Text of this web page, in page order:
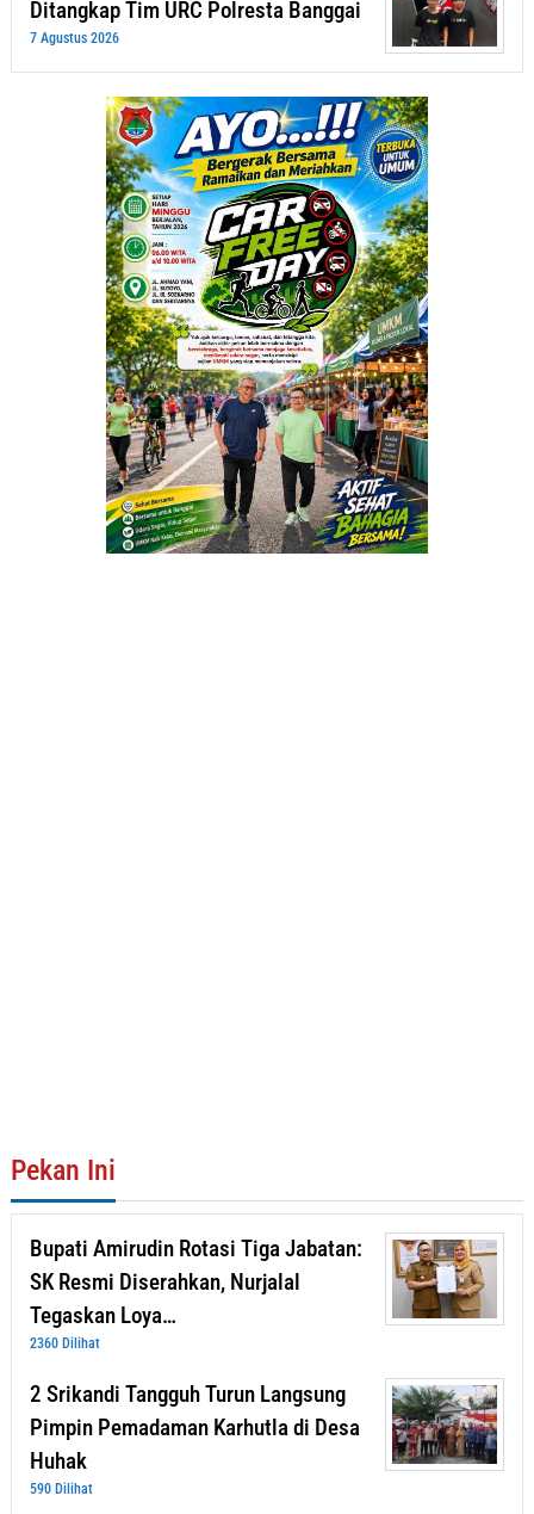
Ditangkap Tim URC Polresta Banggai
7 Agustus 2026
Pekan Ini
Bupati Amirudin Rotasi Tiga Jabatan:
SK Resmi Diserahkan, Nurjalal
Tegaskan Loya…
2360 Dilihat
2 Srikandi Tangguh Turun Langsung
Pimpin Pemadaman Karhutla di Desa
Huhak
590 Dilihat